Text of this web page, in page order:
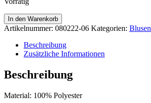
Bluse
von
In den Warenkorb
Artikelnummer: 080222-06 Kategorien: Blusen
Beschreibung
Zusätzliche Informationen
Beschreibung
Material: 100% Polyester